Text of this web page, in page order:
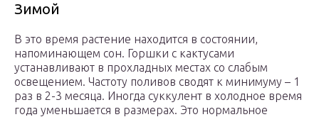
Зимой
В это время растение находится в состоянии,
напоминающем сон. Горшки с кактусами
устанавливают в прохладных местах со слабым
освещением. Частоту поливов сводят к минимуму – 1
раз в 2-3 месяца. Иногда суккулент в холодное время
года уменьшается в размерах. Это нормальное